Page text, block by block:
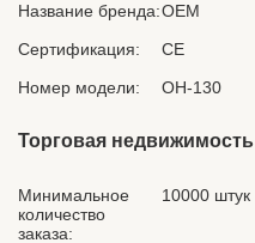
Название бренда:OEM
Сертификация:
CE
Номер модели:
ОН-130
Торговая недвижимость
Минимальное
количество
заказа:
10000 штук